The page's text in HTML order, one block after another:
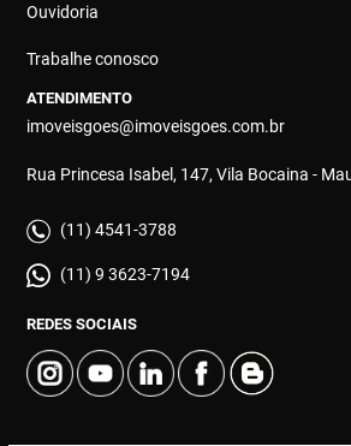
Ouvidoria
Trabalhe conosco
ATENDIMENTO
imoveisgoes@imoveisgoes.com.br
Rua Princesa Isabel, 147, Vila Bocaina -
(11) 4541-3788
(11) 9 3623-7194
REDES SOCIAIS